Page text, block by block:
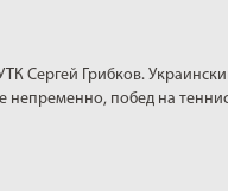
Сергей Грибков.
непременно, побед на